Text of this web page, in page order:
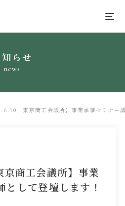
らせ
news
東京商工会議所】事業承継セミナー
商工会議所】事業
して登壇します！